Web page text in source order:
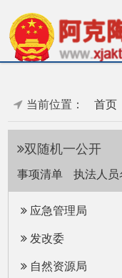
双随机一公开
事项清单 执法人员名录
发改委
自然资源局
交通局